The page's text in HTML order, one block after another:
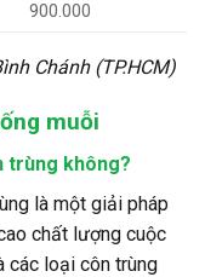
900.000
Chánh (TP.HCM)
muỗi
trùng không?
là một giải pháp
chất lượng cuộc
các loại côn trùng